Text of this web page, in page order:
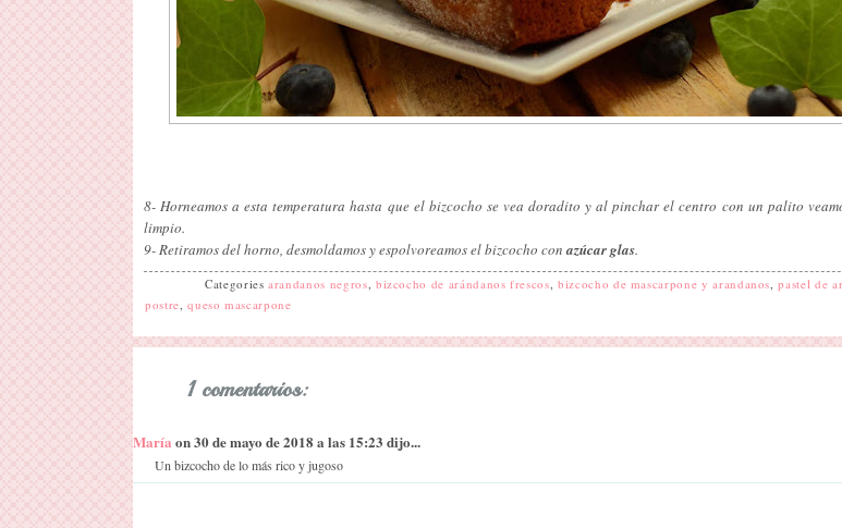
8- Horneamos a esta temperatura hasta que el bizcocho se vea doradito y al pinchar el centro con un palito
limpio.
9- Retiramos del horno, desmoldamos y espolvoreamos el bizcocho conazúcar glas.
Categoriesarandanos negros bizcocho de arándanos frescos ,bizcocho de mascarpone y arandanos ,pastel de
postre ,queso mascarpone
1 comentarios:
María on 30 de mayo de 2018 a las 15:23 dijo...
Un bizcocho de lo más rico y jugoso